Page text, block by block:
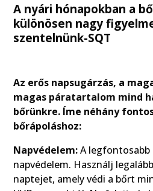
A nyári hónapokban a
különösen nagy
szentelnünk-SQT
Az erős napsugárzás, a
magas páratartalom mind
bőrünkre. Íme néhány
bőrápoláshoz:
Napvédelem:A legfontosabb
napvédelem. Használj
naptejet, amely védi a bőrt